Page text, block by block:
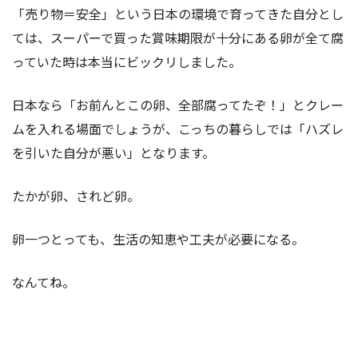
「売り物＝安全」という日本の環境で育ってきた自分とし
ては、スーパーで買った賞味期限が十分にある卵が全て腐
っていた時は本当にビックリしました。
日本なら「お前んとこの卵、全部腐ってたぞ！」とクレー
ムを入れる場面でしょうが、こっちの暮らしでは「ハズレ
を引いた自分が悪い」となります。
たかが卵、されど卵。
卵一つとっても、生活の知恵や工夫が必要になる。
なんてね。